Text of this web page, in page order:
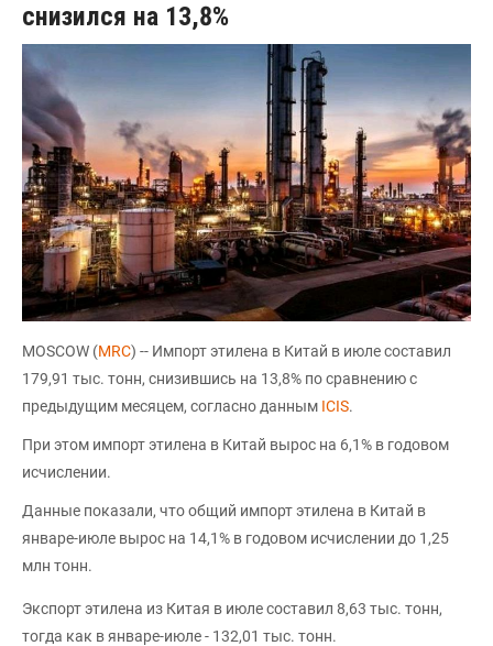
снизился на 13,8%
MOSCOW (MRC) -- Импорт этилена в Китай в июле составил
179,91 тыс. тонн, снизившись на 13,8% по сравнению с
предыдущим месяцем, согласно данным ICIS.
При этом импорт этилена в Китай вырос на 6,1% в годовом
исчислении.
Данные показали, что общий импорт этилена в Китай в
январе-июле вырос на 14,1% в годовом исчислении до 1,25
млн тонн.
Экспорт этилена из Китая в июле составил 8,63 тыс. тонн,
тогда как в январе-июле - 132,01 тыс. тонн.